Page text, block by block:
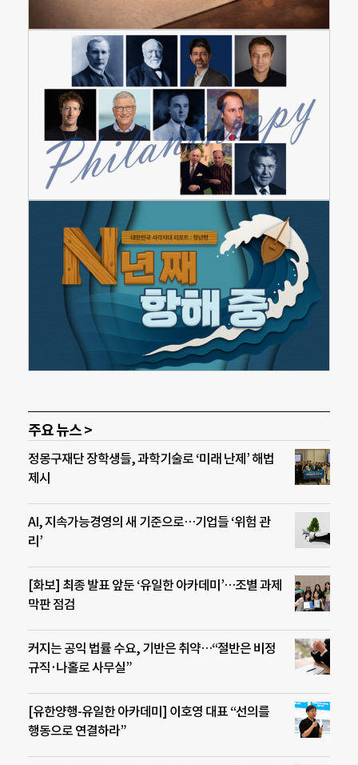
주요 뉴스 >
정몽구재단 장학생들, 과학기술로 ‘미래 난제’ 해법
제시
AI, 지속가능경영의 새 기준으로…기업들 ‘위험 관
리’
[화보] 최종 발표 앞둔 ‘유일한 아카데미’…조별 과제
막판 점검
커지는 공익 법률 수요, 기반은 취약…“절반은 비정
규직·나홀로 사무실”
[유한양행-유일한 아카데미] 이호영 대표 “선의를
행동으로 연결하라”